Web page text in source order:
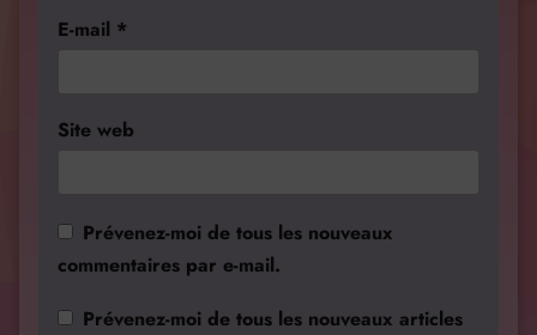
E-mail *
Site web
Prévenez-moi de tous les nouveaux
commentaires par e-mail.
Prévenez-moi de tous les nouveaux articles